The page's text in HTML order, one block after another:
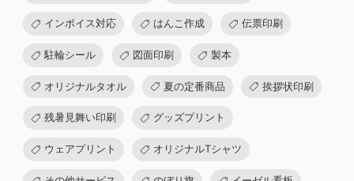
インボイス対応 はんこ作成 伝票印刷
駐輪シール 図面印刷 製本
オリジナルタオル 夏の定番商品 挨拶状印刷
残暑見舞い印刷 グッズプリント
ウェアプリント オリジナルTシャツ